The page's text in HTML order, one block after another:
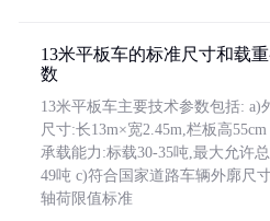
13米平板车的标准尺寸和载
数
13米平板车主要技术参数包括: a)
尺寸:长13m×宽2.45m,栏板高55cm
承载能力:标载30-35吨,最大允许
49吨 c)符合国家道路车辆外廓尺
轴荷限值标准